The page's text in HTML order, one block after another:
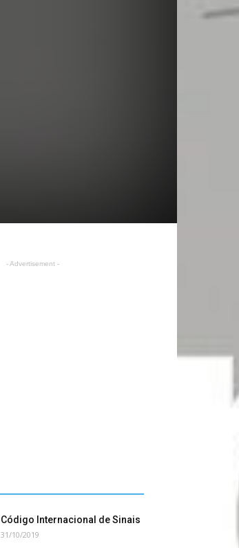
- Advertisement -
Código Internacional de Sinais
31/10/2019